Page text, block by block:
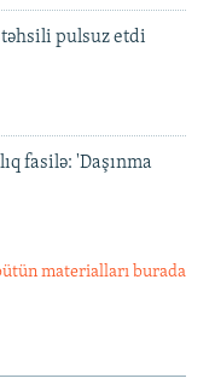
pulsuz etdi
fasilə: 'Daşınma
materialları burada